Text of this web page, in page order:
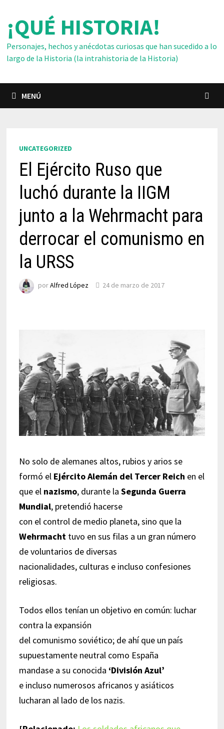
contenido
¡QUÉ HISTORIA!
Personajes, hechos y anécdotas curiosas que han sucedido a lo
largo de la Historia (la intrahistoria de la Historia)
MENÚ
UNCATEGORIZED
El Ejército Ruso que
luchó durante la IIGM
junto a la Wehrmacht para
derrocar el comunismo en
la URSS
porAlfred López 24 de marzo de 2017
No solo de alemanes altos, rubios y arios se
formó el Ejército Alemán del Tercer Reich en el
que el nazismo, durante la Segunda Guerra
Mundial, pretendió hacerse
con el control de medio planeta, sino que la
Wehrmachttuvo en sus filas a un gran número
de voluntarios de diversas
nacionalidades, culturas e incluso confesiones
religiosas.
Todos ellos tenían un objetivo en común: luchar
contra la expansión
del comunismo soviético; de ahí que un país
supuestamente neutral como España
mandase a su conocida ‘División Azul’
e incluso numerosos africanos y asiáticos
lucharan al lado de los nazis.